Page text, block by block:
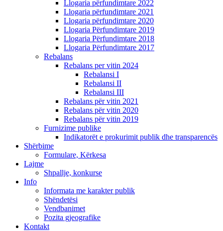
Llogaria përfundimtare 2022
Llogaria përfundimtare 2021
Llogaria përfundimtare 2020
Llogaria Përfundimtare 2019
Llogaria Përfundimtare 2018
Llogaria Përfundimtare 2017
Rebalans
Rebalans per vitin 2024
Rebalansi I
Rebalansi II
Rebalansi III
Rebalans për vitin 2021
Rebalans për vitin 2020
Rebalans për vitin 2019
Furnizime publike
Indikatorët e prokurimit publik dhe transparencës
Shërbime
Formulare, Kërkesa
Lajme
Shpallje, konkurse
Info
Informata me karakter publik
Shëndetësi
Vendbanimet
Pozita gjeografike
Kontakt